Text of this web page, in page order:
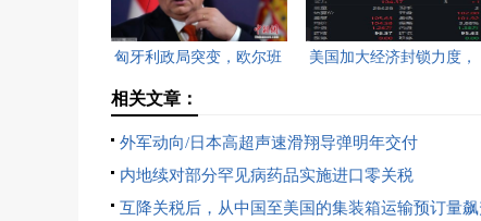
匈牙利政局突变，欧尔班
执政16年终结。
美国加大经济封锁力度，
股指开盘走低。
相关文章：
外军动向/日本高超声速滑翔导弹明年交付
内地续对部分罕见病药品实施进口零关税
互降关税后，从中国至美国的集装箱运输预订量